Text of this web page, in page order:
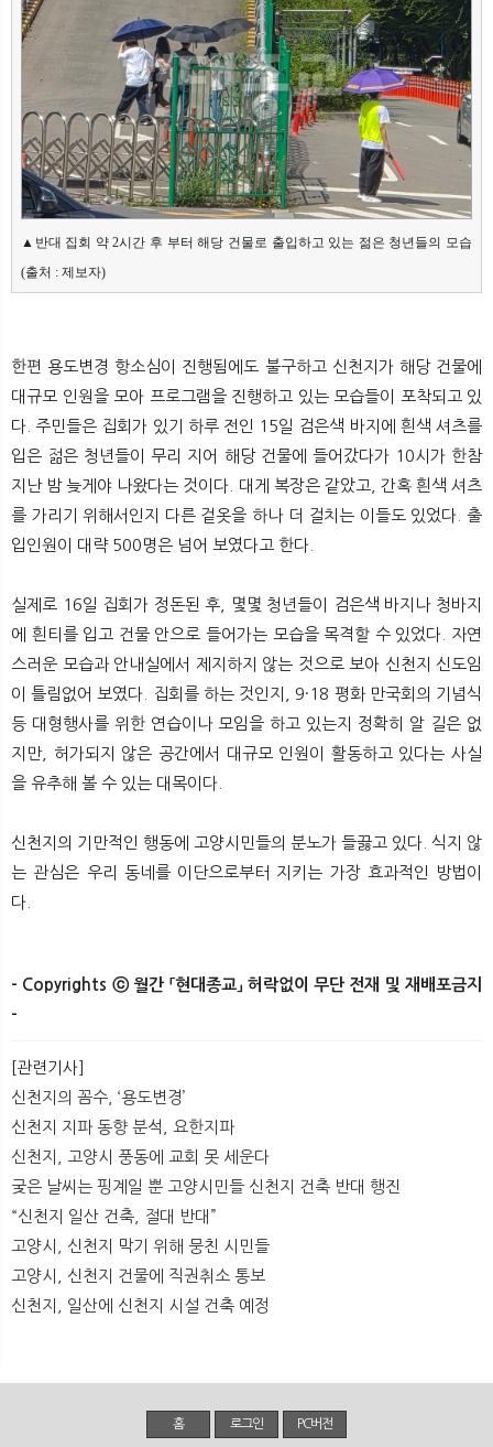
▲반대 집회 약 2시간 후 부터 해당 건물로 출입하고 있는 젊은 청년들의 모습
(출처 : 제보자)
한편 용도변경 항소심이 진행됨에도 불구하고 신천지가 해당 건물에
대규모 인원을 모아 프로그램을 진행하고 있는 모습들이 포착되고 있
다. 주민들은 집회가 있기 하루 전인 15일 검은색 바지에 흰색 셔츠를
입은 젊은 청년들이 무리 지어 해당 건물에 들어갔다가 10시가 한참
지난 밤 늦게야 나왔다는 것이다. 대게 복장은 같았고, 간혹 흰색 셔츠
를 가리기 위해서인지 다른 겉옷을 하나 더 걸치는 이들도 있었다. 출
입인원이 대략 500명은 넘어 보였다고 한다.
실제로 16일 집회가 정돈된 후, 몇몇 청년들이 검은색 바지나 청바지
에 흰티를 입고 건물 안으로 들어가는 모습을 목격할 수 있었다. 자연
스러운 모습과 안내실에서 제지하지 않는 것으로 보아 신천지 신도임
이 틀림없어 보였다. 집회를 하는 것인지, 9·18 평화 만국회의 기념식
등 대형행사를 위한 연습이나 모임을 하고 있는지 정확히 알 길은 없
지만, 허가되지 않은 공간에서 대규모 인원이 활동하고 있다는 사실
을 유추해 볼 수 있는 대목이다.
신천지의 기만적인 행동에 고양시민들의 분노가 들끓고 있다. 식지 않
는 관심은 우리 동네를 이단으로부터 지키는 가장 효과적인 방법이
다.
- Copyrights ⓒ 월간 「현대종교」 허락없이 무단 전재 및 재배포금지
-
[관련기사]
신천지의 꼼수, ‘용도변경’
신천지 지파 동향 분석, 요한지파
신천지, 고양시 풍동에 교회 못 세운다
궂은 날씨는 핑계일 뿐 고양시민들 신천지 건축 반대 행진
“신천지 일산 건축, 절대 반대”
고양시, 신천지 막기 위해 뭉친 시민들
고양시, 신천지 건물에 직권취소 통보
신천지, 일산에 신천지 시설 건축 예정
홈 로그인 PC버전